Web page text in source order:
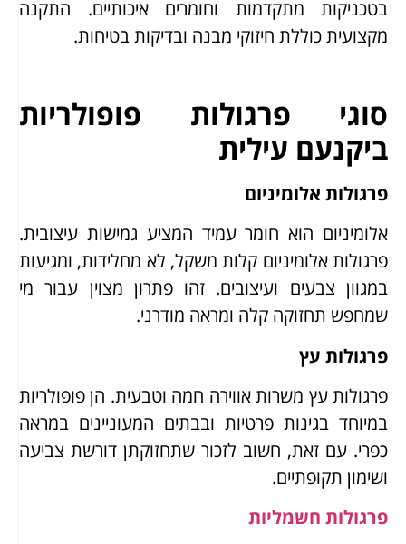
בטכניקות מתקדמות וחומרים איכותיים. התקנה
מקצועית כוללת חיזוקי מבנה ובדיקות בטיחות.
סוגי פרגולות פופולריות
ביקנעם עילית
פרגולות אלומיניום
אלומיניום הוא חומר עמיד המציע גמישות עיצובית.
פרגולות אלומיניום קלות משקל, לא מחלידות, ומגיעות
במגוון צבעים ועיצובים. זהו פתרון מצוין עבור מי
שמחפש תחזוקה קלה ומראה מודרני.
פרגולות עץ
פרגולות עץ משרות אווירה חמה וטבעית. הן פופולריות
במיוחד בגינות פרטיות ובבתים המעוניינים במראה
כפרי. עם זאת, חשוב לזכור שתחזוקתן דורשת צביעה
ושימון תקופתיים.
פרגולות חשמליות